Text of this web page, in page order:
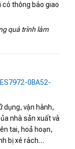
thông báo giao
quá trình làm
0BA52-
dụng, vận hành,
nhà sản xuất và
tai, hoả hoạn,
bị xé rách…